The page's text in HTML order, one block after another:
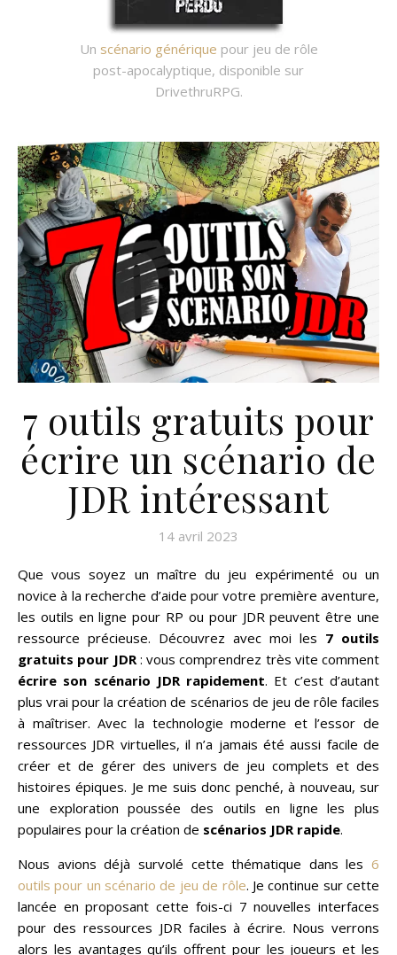
Un scénario générique pour jeu de rôle
post-apocalyptique, disponible sur
DrivethruRPG.
7 outils gratuits pour
écrire un scénario de
JDR intéressant
14 avril 2023
Que vous soyez un maître du jeu expérimenté ou un
novice à la recherche d’aide pour votre première aventure,
les outils en ligne pour RP ou pour JDR peuvent être une
ressource précieuse. Découvrez avec moi les 7 outils
gratuits pour JDR: vous comprendrez très vite comment
écrire son scénario JDR rapidement. Et c’est d’autant
plus vrai pour la création de scénarios de jeu de rôle faciles
à maîtriser. Avec la technologie moderne et l’essor de
ressources JDR virtuelles, il n’a jamais été aussi facile de
créer et de gérer des univers de jeu complets et des
histoires épiques. Je me suis donc penché, à nouveau, sur
une exploration poussée des outils en ligne les plus
populaires pour la création de scénarios JDR rapide.
Nous avions déjà survolé cette thématique dans les 6
outils pour un scénario de jeu de rôle. Je continue sur cette
lancée en proposant cette fois-ci 7 nouvelles interfaces
pour des ressources JDR faciles à écrire. Nous verrons
alors les avantages qu’ils offrent pour les joueurs et les